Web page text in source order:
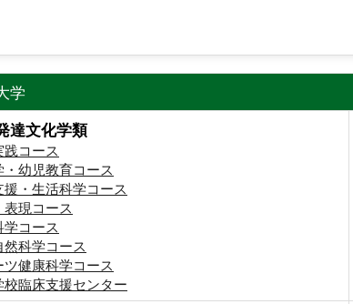
学
達文化学類
コース
・幼児教育コース
援・生活科学コース
現コース
学コース
然科学コース
ツ健康科学コース
校臨床支援センター